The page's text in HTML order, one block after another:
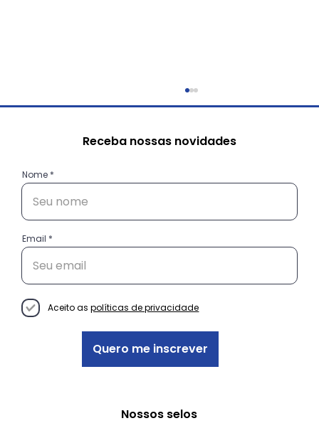
O circuito da cooperação
Receba nossas novidades
Nome
Email
Aceito as políticas de privacidade
Quero me inscrever
Nossos selos